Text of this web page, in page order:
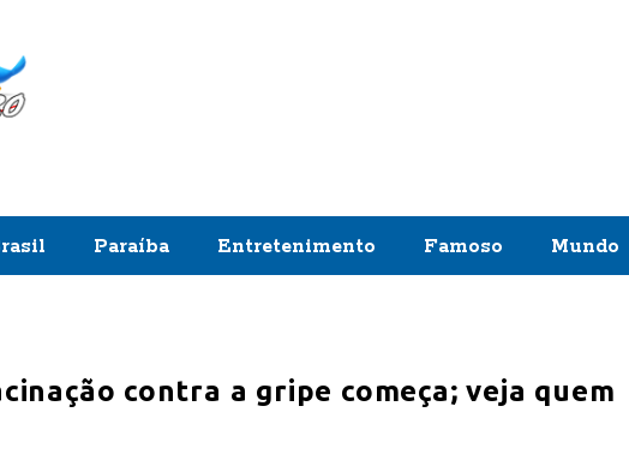
Paraíba Entretenimento Famoso Mundo
contra a gripe começa; veja quem